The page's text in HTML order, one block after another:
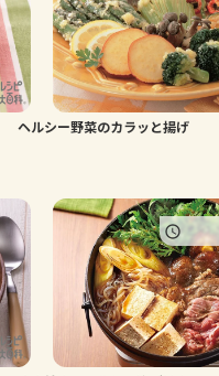
ヘルシー野菜のカラッと揚げ